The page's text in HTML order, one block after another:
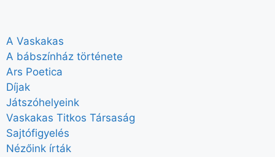
A Vaskakas
A bábszínház története
Ars Poetica
Díjak
Játszóhelyeink
Vaskakas Titkos Társaság
Sajtófigyelés
Nézőink írták